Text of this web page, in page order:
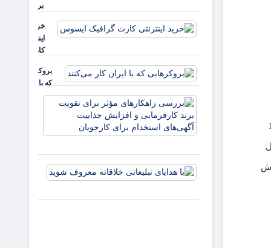
برای
در
استرالیا
خرید
اینترنتی
کارت
ایسوس
بروکرهایی‌
که با ایران
کار می‌کنند